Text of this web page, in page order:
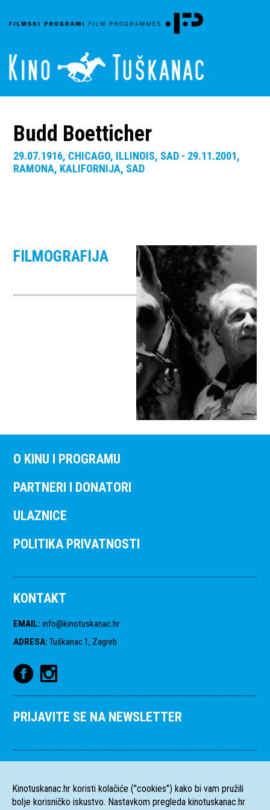
Budd Boetticher
29.07.1916, CHICAGO, ILLINOIS, SAD - 29.11.2001,
RAMONA, KALIFORNIJA, SAD
FILMOGRAFIJA
O KINU I PROGRAMU
PARTNERI I DONATORI
ULAZNICE
POLITIKA PRIVATNOSTI
KONTAKT
EMAIL: info@kinotuskanac.hr
ADRESA: Tuškanac 1, Zagreb
PRIJAVITE SE NA NEWSLETTER
Kinotuskanac.hr koristi kolačiće ("cookies") kako bi vam pružili
bolje korisničko iskustvo. Nastavkom pregleda kinotuskanac.hr